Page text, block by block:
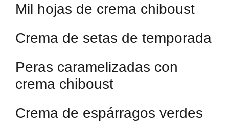
Mil hojas de crema chiboust
Crema de setas de temporada
Peras caramelizadas con
crema chiboust
Crema de espárragos verdes